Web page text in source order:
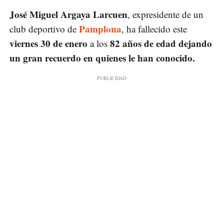
José Miguel Argaya Larcuen, expresidente de un
club deportivo de Pamplona, ha fallecido este
viernes 30 de enero a los 82 años de edad dejando
un gran recuerdo en quienes le han conocido.